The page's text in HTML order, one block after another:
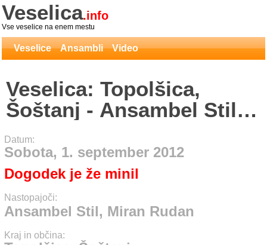
Veselica.info
Vse veselice na enem mestu
Veselice Ansambli Video
Veselica: Topolšica,
Šoštanj - Ansambel Stil,
Miran Rudan
Datum:
Sobota, 1. september 2012
Dogodek je že minil
Nastopajoči:
Ansambel Stil, Miran Rudan
Kraj in občina: